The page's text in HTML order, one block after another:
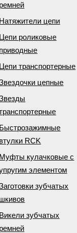
ремней
Натяжители цепи
Цепи роликовые
приводные
Цепи транспортерные
цепные
Быстрозажимные
втулки RCK
Муфты кулачковые с
элементом
зубчатых
шкивов
Викели зубчатых
ремней